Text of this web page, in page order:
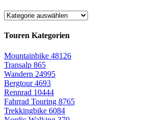
Touren Kategorien
Mountainbike 48126
Transalp 865
Wandern 24995
Bergtour4693
Rennrad 10444
Fahrrad Touring 8765
Trekkingbike 6084